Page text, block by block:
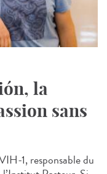
la
sans
1, responsable du